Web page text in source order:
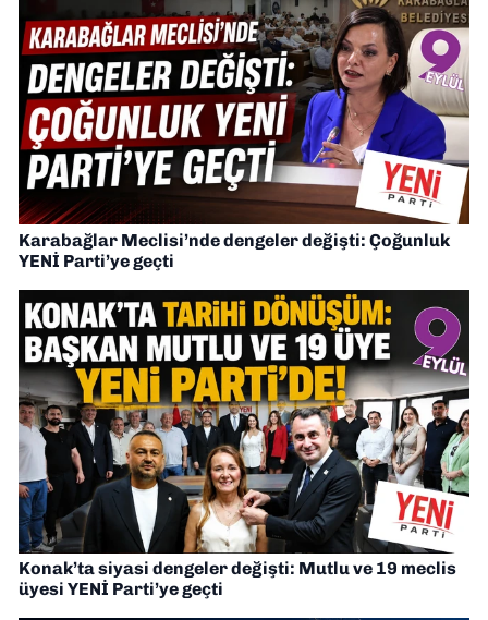
Karabağlar Meclisi’nde dengeler değişti: Çoğunluk
YENİ Parti’ye geçti
Konak’ta siyasi dengeler değişti: Mutlu ve 19 meclis
üyesi YENİ Parti’ye geçti